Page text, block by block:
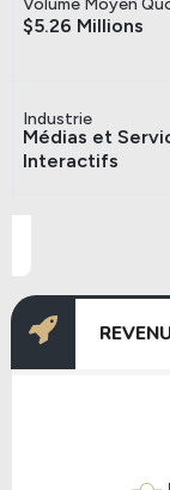
Volume Moyen
$5.26 Millions
Industrie
Médias et
Interactifs